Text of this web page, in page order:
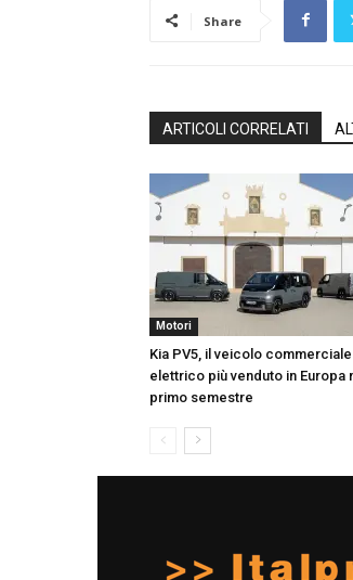
Share
ARTICOLI CORRELATI
Motori
Kia PV5, il veicolo commerciale
elettrico più venduto in Europa
primo semestre